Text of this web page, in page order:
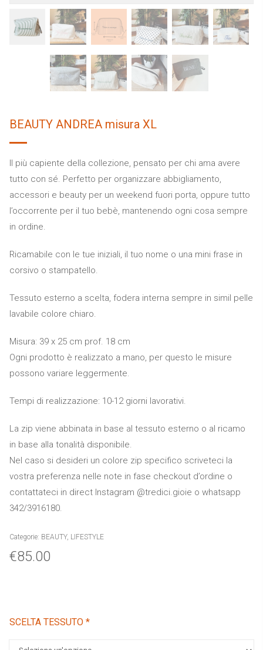
BEAUTY ANDREA misura XL
Il più capiente della collezione, pensato per chi ama avere
tutto con sé. Perfetto per organizzare abbigliamento,
accessori e beauty per un weekend fuori porta, oppure tutto
l’occorrente per il tuo bebè, mantenendo ogni cosa sempre
in ordine.
Ricamabile con le tue iniziali, il tuo nome o una mini frase in
corsivo o stampatello.
Tessuto esterno a scelta, fodera interna sempre in simil pelle
lavabile colore chiaro.
Misura: 39 x 25 cm prof. 18 cm
Ogni prodotto è realizzato a mano, per questo le misure
possono variare leggermente.
Tempi di realizzazione: 10-12 giorni lavorativi.
La zip viene abbinata in base al tessuto esterno o al ricamo
in base alla tonalità disponibile.
Nel caso si desideri un colore zip specifico scriveteci la
vostra preferenza nelle note in fase checkout d’ordine o
contattateci in direct Instagram @tredici.gioie o whatsapp
342/3916180.
Categorie: BEAUTY, LIFESTYLE
€85.00
SCELTA TESSUTO *